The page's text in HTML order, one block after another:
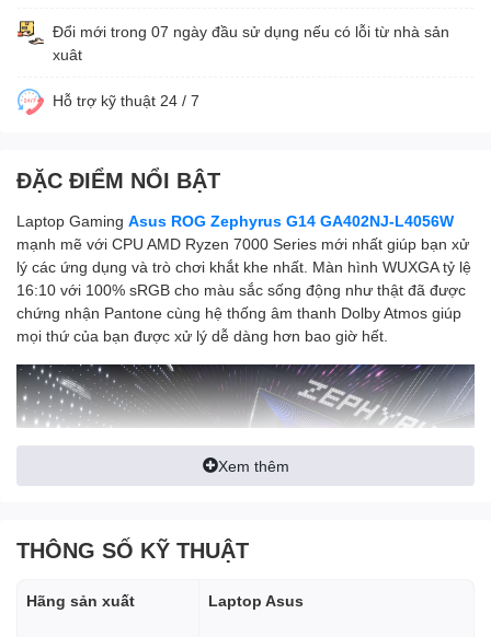
Đổi mới trong 07 ngày đầu sử dụng nếu có lỗi từ nhà sản
xuât
Hỗ trợ kỹ thuật 24 / 7
ĐẶC ĐIỂM NỔI BẬT
Laptop Gaming Asus ROG Zephyrus G14 GA402NJ-L4056W
mạnh mẽ với CPU AMD Ryzen 7000 Series mới nhất giúp bạn xử
lý các ứng dụng và trò chơi khắt khe nhất. Màn hình WUXGA tỷ lệ
16:10 với 100% sRGB cho màu sắc sống động như thật đã được
chứng nhận Pantone cùng hệ thống âm thanh Dolby Atmos giúp
mọi thứ của bạn được xử lý dễ dàng hơn bao giờ hết.
Sáng tạo với màn hình AniMe MaTrix
Xem thêm
THÔNG SỐ KỸ THUẬT
Hãng sản xuất Laptop Asus